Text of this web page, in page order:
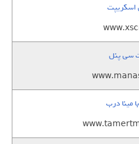
سی پنل
مینا درب